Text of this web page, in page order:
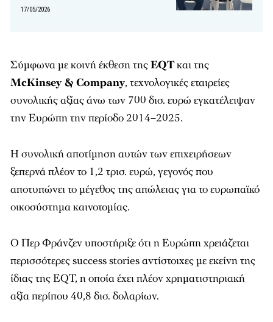
17/05/2026
Σύμφωνα με κοινή έκθεση τηςEQTκαι της
McKinsey & Company, τεχνολογικές εταιρείες
συνολικής αξίας άνω των 700 δισ. ευρώ εγκατέλειψαν
την Ευρώπη την περίοδο 2014–2025.
Η συνολική αποτίμηση αυτών των επιχειρήσεων
ξεπερνά πλέον το 1,2 τρισ. ευρώ, γεγονός που
αποτυπώνει το μέγεθος της απώλειας για το ευρωπαϊκό
οικοσύστημα καινοτομίας.
Ο Περ Φράνζεν υποστήριξε ότι η Ευρώπη χρειάζεται
περισσότερες success stories αντίστοιχες με εκείνη της
ίδιας της EQT, η οποία έχει πλέον χρηματιστηριακή
αξία περίπου 40,8 δισ. δολαρίων.